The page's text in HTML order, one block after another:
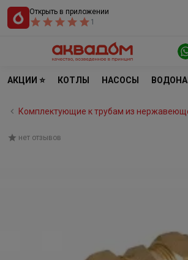
Открыть в приложении
1
АКЦИИ ⭐ КОТЛЫ НАСОСЫ
Комплектующие к трубам из
нет отзывов